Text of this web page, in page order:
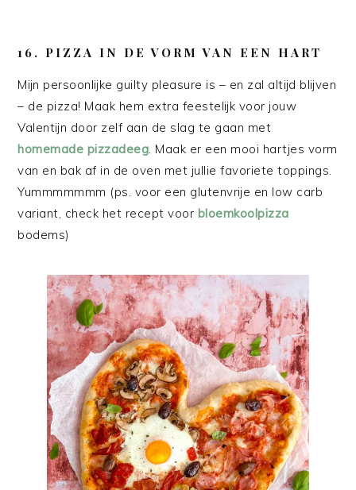
16. PIZZA IN DE VORM VAN EEN HART
Mijn persoonlijke guilty pleasure is – en zal altijd blijven
– de pizza! Maak hem extra feestelijk voor jouw
Valentijn door zelf aan de slag te gaan met
homemade pizzadeeg . Maak er een mooi hartjes vorm
van en bak af in de oven met jullie favoriete toppings.
Yummmmmmm (ps. voor een glutenvrije en low carb
variant, check het recept voor bloemkoolpizza
bodems)